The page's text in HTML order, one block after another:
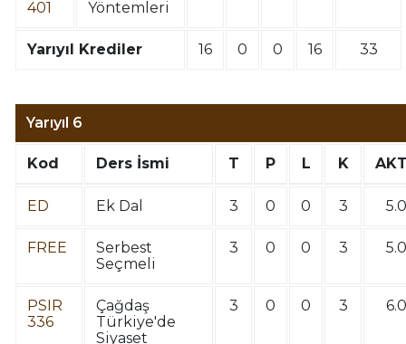
401 Yöntemleri
Yarıyıl Krediler 16 0 0 16 33
Yarıyıl 6
Kod Ders İsmi T P L K
ED Ek Dal 3 0 0 3 5.0
FREE
Serbest
Seçmeli
3 0 0 3 5.0
PSIR
336
Çağdaş
Türkiye'de
Siyaset
3 0 0 3 6.0